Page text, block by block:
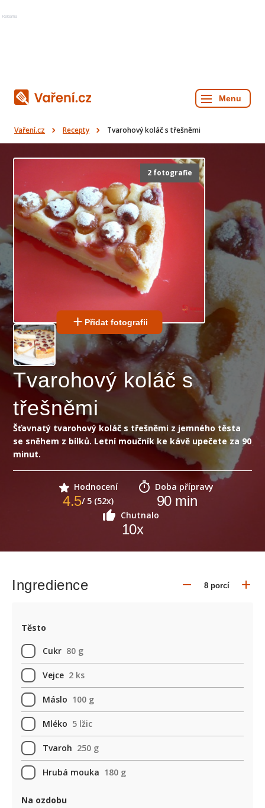
Reklama
Vaření.cz Recepty Tvarohový koláč s třešněmi
2 fotografie
Přidat fotografii
Tvarohový koláč s
třešněmi
Šťavnatý tvarohový koláč s třešněmi z jemného těsta
se sněhem z bílků. Letní moučník ke kávě upečete za 90
minut.
Hodnocení
4.5/ 5 (52x)
Doba přípravy
90min
Chutnalo
10x
Ingredience
Těsto
Cukr 80 g
Vejce 2 ks
Máslo 100 g
Mléko 5 lžic
Tvaroh 250 g
Hrubá mouka 180 g
Na ozdobu